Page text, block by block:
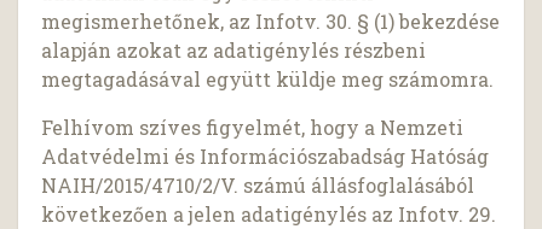
megismerhetőnek, az Infotv. 30. § (1) bekezdése
alapján azokat az adatigénylés részbeni
megtagadásával együtt küldje meg számomra.
Felhívom szíves figyelmét, hogy a Nemzeti
Adatvédelmi és Információszabadság Hatóság
NAIH/2015/4710/2/V. számú állásfoglalásából
következően a jelen adatigénylés az Infotv. 29.